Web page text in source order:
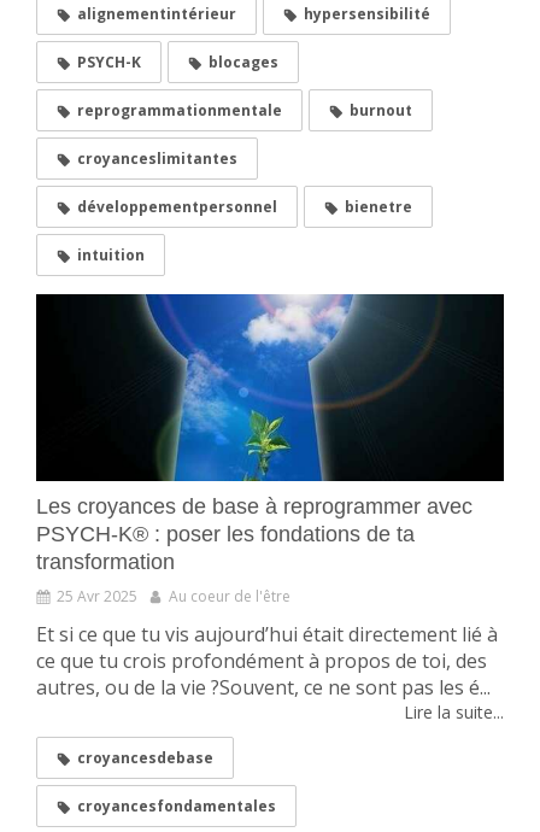
alignementintérieur hypersensibilité
PSYCH-K blocages
reprogrammationmentale burnout
croyanceslimitantes
développementpersonnel bienetre
intuition
Les croyances de base à reprogrammer avec
PSYCH-K® : poser les fondations de ta
transformation
25 Avr 2025 Au coeur de l'être
Et si ce que tu vis aujourd’hui était directement lié à
ce que tu crois profondément à propos de toi, des
autres, ou de la vie ?Souvent, ce ne sont pas les é...
Lire la suite...
croyancesdebase
croyancesfondamentales